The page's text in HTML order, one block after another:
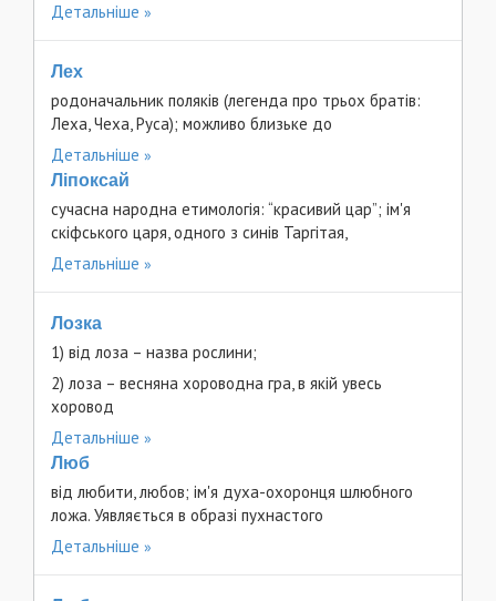
Детальніше
Лех
родоначальник поляків (легенда про трьох братів:
Леха, Чеха, Руса); можливо близьке до
Детальніше
Ліпоксай
сучасна народна етимологія: “красивий цар”; ім'я
скіфського царя, одного з синів Таргітая,
Детальніше
Лозка
1) від лоза – назва рослини;
2) лоза – весняна хороводна гра, в якій увесь
хоровод
Детальніше
Люб
від любити, любов; ім'я духа-охоронця шлюбного
ложа. Уявляється в образі пухнастого
Детальніше